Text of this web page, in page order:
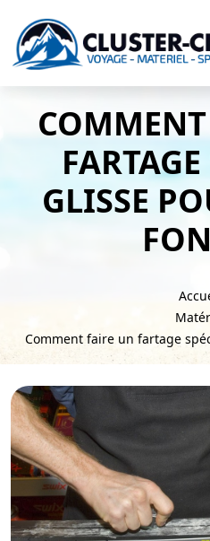
GLISSE
Comment faire un fartage